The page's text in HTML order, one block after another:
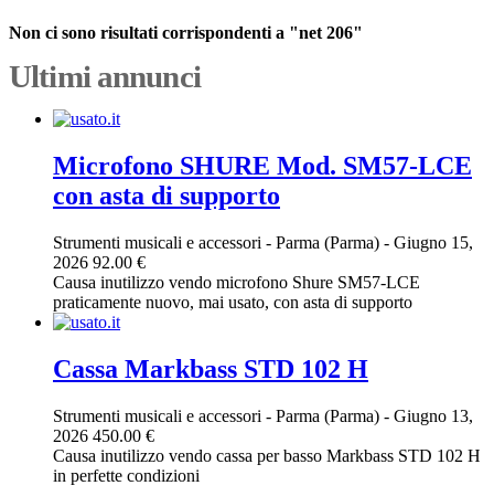
Non ci sono risultati corrispondenti a "net 206"
Ultimi annunci
Microfono SHURE Mod. SM57-LCE
con asta di supporto
Strumenti musicali e accessori - Parma (Parma) - Giugno 15,
2026 92.00 €
Causa inutilizzo vendo microfono Shure SM57-LCE
praticamente nuovo, mai usato, con asta di supporto
Cassa Markbass STD 102 H
Strumenti musicali e accessori - Parma (Parma) - Giugno 13,
2026 450.00 €
Causa inutilizzo vendo cassa per basso Markbass STD 102 H
in perfette condizioni